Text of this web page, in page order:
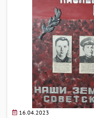
16.04.2023